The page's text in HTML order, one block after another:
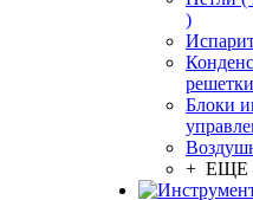
)
решетки
Блоки
+ ЕЩЕ